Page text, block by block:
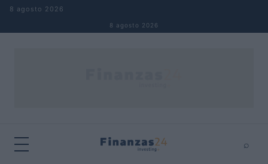
Saltar al contenido
8 agosto 2026
8 agosto 2026
⌕